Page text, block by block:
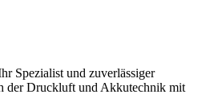
Spezialist und zuverlässiger
der Druckluft und Akkutechnik mit